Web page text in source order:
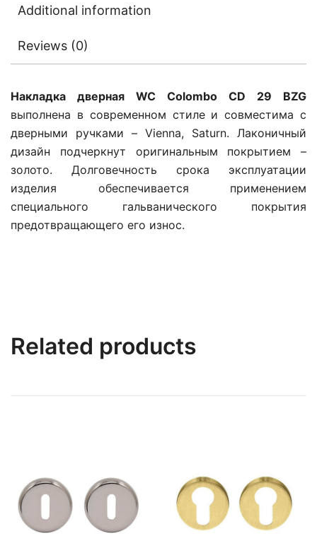
Additional information
Reviews (0)
Накладка дверная WC Colombo CD 29 BZG
выполнена в современном стиле и совместима с
дверными ручками – Vienna, Saturn. Лаконичный
дизайн подчеркнут оригинальным покрытием –
золото. Долговечность срока эксплуатации
изделия обеспечивается применением
специального гальванического покрытия
предотвращающего его износ.
Related products